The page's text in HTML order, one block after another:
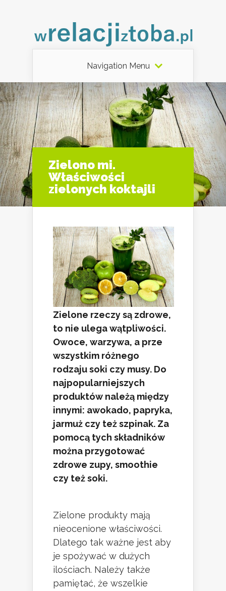
Navigation Menu
Zielono mi.
Właściwości
zielonych koktajli
Zielone rzeczy są zdrowe,
to nie ulega wątpliwości.
Owoce, warzywa, a prze
wszystkim różnego
rodzaju soki czy musy. Do
najpopularniejszych
produktów należą między
innymi: awokado, papryka,
jarmuż czy też szpinak. Za
pomocą tych składników
można przygotować
zdrowe zupy, smoothie
czy też soki.
Zielone produkty mają
nieocenione właściwości.
Dlatego tak ważne jest aby
je spożywać w dużych
ilościach. Należy także
pamiętać, że wszelkie